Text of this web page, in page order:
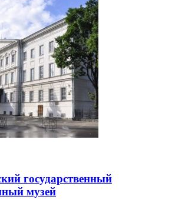
государственный
музей